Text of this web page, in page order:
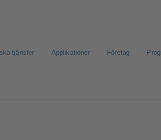
tjänster Applikationer Företag